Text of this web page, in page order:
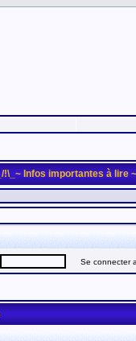
_/!\_~ Infos importantes à lire
Se connecter